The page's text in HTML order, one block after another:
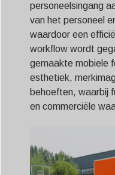
personeelsingang
van het personeel
waardoor een
workflow wordt
gemaakte mobiele
esthetiek,
behoeften, waarbij
en commerciële